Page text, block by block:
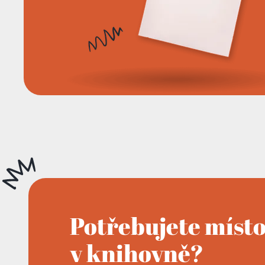
Potřebujete
v knihovně?